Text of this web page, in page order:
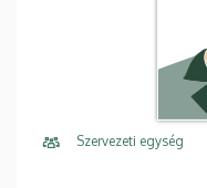
Szervezeti egység